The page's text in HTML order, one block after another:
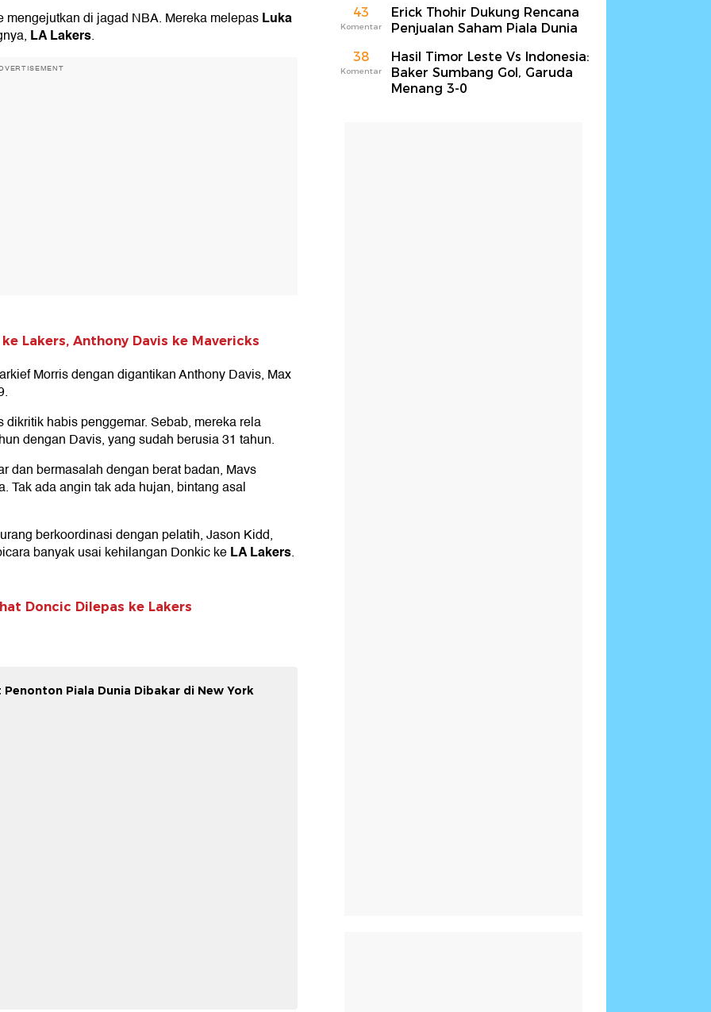
mengejutkan di jagad NBA. Mereka melepasLuka
LA Lakers.
Lakers, Anthony Davis ke Mavericks
Morris dengan digantikan Anthony Davis, Max
habis penggemar. Sebab, mereka rela
dengan Davis, yang sudah berusia 31 tahun.
dan bermasalah dengan berat badan, Mavs
Tak ada angin tak ada hujan, bintang asal
berkoordinasi dengan pelatih, Jason Kidd,
banyak usai kehilangan Donkic keLA Lakers.
Doncic Dilepas ke Lakers
Piala Dunia Dibakar di New York
43
Komentar
Erick Thohir Dukung Rencana
Penjualan Saham Piala Dunia
38
Komentar
Hasil Timor Leste Vs Indonesia:
Baker Sumbang Gol, Garuda
Menang 3-0